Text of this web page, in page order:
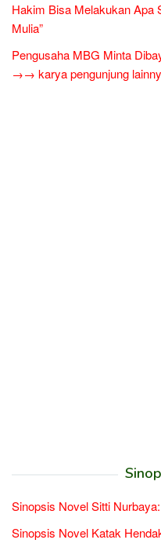
Hakim Bisa Melakukan Apa
Mulia”
Pengusaha MBG Minta
→→ karya pengunjung
Sinopsis Novel Sitti
Sinopsis Novel Katak